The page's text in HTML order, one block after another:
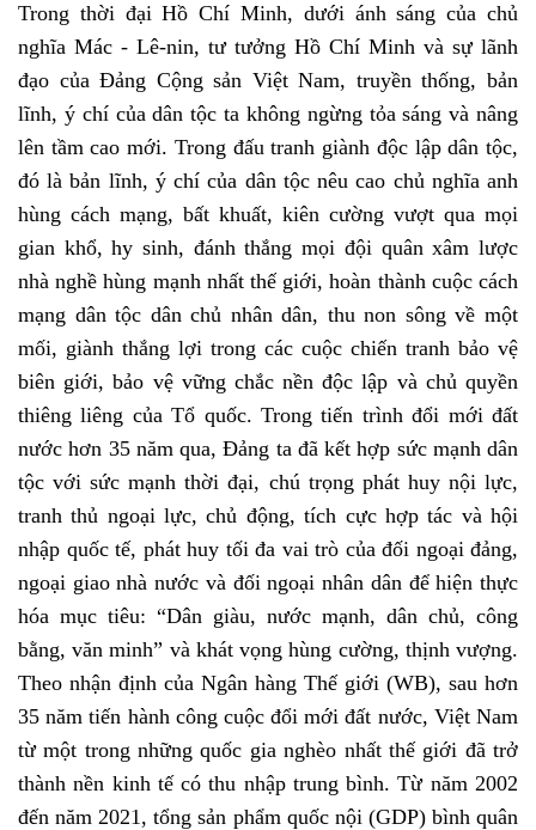
Trong thời đại Hồ Chí Minh, dưới ánh sáng của chủ
nghĩa Mác - Lê-nin, tư tưởng Hồ Chí Minh và sự lãnh
đạo của Đảng Cộng sản Việt Nam, truyền thống, bản
lĩnh, ý chí của dân tộc ta không ngừng tỏa sáng và nâng
lên tầm cao mới. Trong đấu tranh giành độc lập dân tộc,
đó là bản lĩnh, ý chí của dân tộc nêu cao chủ nghĩa anh
hùng cách mạng, bất khuất, kiên cường vượt qua mọi
gian khổ, hy sinh, đánh thắng mọi đội quân xâm lược
nhà nghề hùng mạnh nhất thế giới, hoàn thành cuộc cách
mạng dân tộc dân chủ nhân dân, thu non sông về một
mối, giành thắng lợi trong các cuộc chiến tranh bảo vệ
biên giới, bảo vệ vững chắc nền độc lập và chủ quyền
thiêng liêng của Tổ quốc. Trong tiến trình đổi mới đất
nước hơn 35 năm qua, Đảng ta đã kết hợp sức mạnh dân
tộc với sức mạnh thời đại, chú trọng phát huy nội lực,
tranh thủ ngoại lực, chủ động, tích cực hợp tác và hội
nhập quốc tế, phát huy tối đa vai trò của đối ngoại đảng,
ngoại giao nhà nước và đối ngoại nhân dân để hiện thực
hóa mục tiêu: “Dân giàu, nước mạnh, dân chủ, công
bằng, văn minh” và khát vọng hùng cường, thịnh vượng.
Theo nhận định của Ngân hàng Thế giới (WB), sau hơn
35 năm tiến hành công cuộc đổi mới đất nước, Việt Nam
từ một trong những quốc gia nghèo nhất thế giới đã trở
thành nền kinh tế có thu nhập trung bình. Từ năm 2002
đến năm 2021, tổng sản phẩm quốc nội (GDP) bình quân